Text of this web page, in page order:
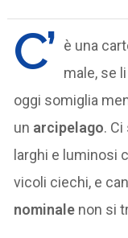
C’ è una
male, se
oggi somiglia
un arcipelago.
larghi e luminosi
vicoli ciechi, e
nominale non si